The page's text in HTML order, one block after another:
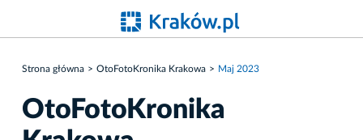
Strona główna OtoFotoKronika Krakowa Maj 2023
OtoFotoKronika